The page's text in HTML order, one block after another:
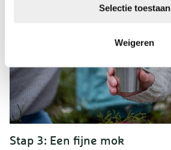
Selectie toestaan
Weigeren
Stap 3: Een fijne mok